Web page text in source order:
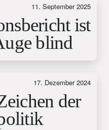
11. September 2025
ist
blind
17. Dezember 2024
der